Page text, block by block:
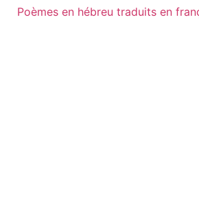
Poèmes en hébreu traduits en